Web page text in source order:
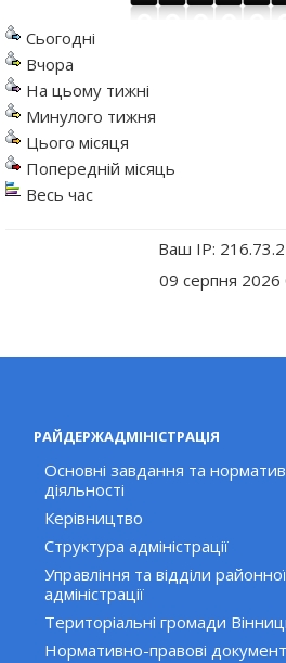
Сьогодні
Вчора
На цьому тижні
Минулого тижня
Цього місяця
Попередній місяць
Весь час
Ваш IP:
09 серпня 2026
РАЙДЕРЖАДМІНІСТРАЦІЯ
Основні завдання та
діяльності
Керівництво
Структура адміністрації
Управління та відділи
адміністрації
Територіальні громади
Нормативно-правові